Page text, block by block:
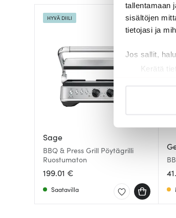
tallentamaan
sisältöjen
tietojasi ja
Jos sallit,
Kerätä
ja
Sage
BBQ & Press Grill Pöytägrilli
Ruostumaton
199.01 €
HYVÄ DIILI
Saatavilla